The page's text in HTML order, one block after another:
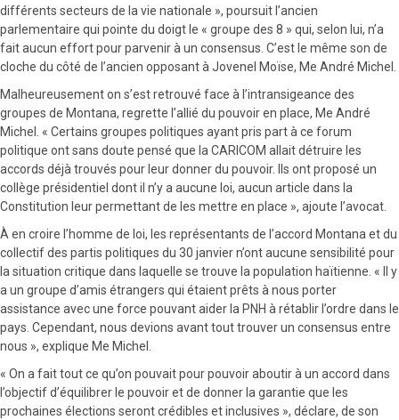
différents secteurs de la vie nationale », poursuit l’ancien
parlementaire qui pointe du doigt le « groupe des 8 » qui, selon lui, n’a
fait aucun effort pour parvenir à un consensus. C’est le même son de
cloche du côté de l’ancien opposant à Jovenel Moïse, Me André Michel.
Malheureusement on s’est retrouvé face à l’intransigeance des
groupes de Montana, regrette l’allié du pouvoir en place, Me André
Michel. « Certains groupes politiques ayant pris part à ce forum
politique ont sans doute pensé que la CARICOM allait détruire les
accords déjà trouvés pour leur donner du pouvoir. Ils ont proposé un
collège présidentiel dont il n’y a aucune loi, aucun article dans la
Constitution leur permettant de les mettre en place », ajoute l’avocat.
À en croire l’homme de loi, les représentants de l’accord Montana et du
collectif des partis politiques du 30 janvier n’ont aucune sensibilité pour
la situation critique dans laquelle se trouve la population haïtienne. « Il y
a un groupe d’amis étrangers qui étaient prêts à nous porter
assistance avec une force pouvant aider la PNH à rétablir l’ordre dans le
pays. Cependant, nous devions avant tout trouver un consensus entre
nous », explique Me Michel.
« On a fait tout ce qu’on pouvait pour pouvoir aboutir à un accord dans
l’objectif d’équilibrer le pouvoir et de donner la garantie que les
prochaines élections seront crédibles et inclusives », déclare, de son